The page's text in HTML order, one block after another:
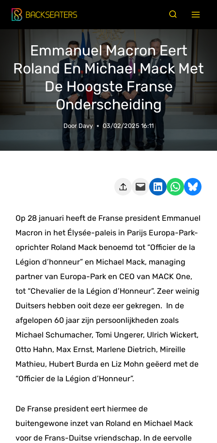
Doorgaan
naar
Emmanuel Macron Eert
Roland En Michael Mack Met
De Hoogste Franse
Onderscheiding
Door Davy 03/02/2025 16:11
Deze pagina e-mailen Delen op LinkedIn Delen via WhatsApp Share on Bluesky
Op 28 januari heeft de Franse president Emmanuel
Macron in het Élysée-paleis in Parijs Europa-Park-
oprichter Roland Mack benoemd tot “Officier de la
Légion d’honneur” en Michael Mack, managing
partner van Europa-Park en CEO van MACK One,
tot “Chevalier de la Légion d’Honneur”. Zeer weinig
Duitsers hebben ooit deze eer gekregen. In de
afgelopen 60 jaar zijn persoonlijkheden zoals
Michael Schumacher, Tomi Ungerer, Ulrich Wickert,
Otto Hahn, Max Ernst, Marlene Dietrich, Mireille
Mathieu, Hubert Burda en Liz Mohn geëerd met de
“Officier de la Légion d’Honneur”.
De Franse president eert hiermee de
buitengewone inzet van Roland en Michael Mack
voor de Frans-Duitse vriendschap. In de eervolle